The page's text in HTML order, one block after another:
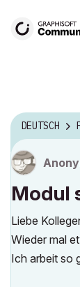
DEUTSCH
Modul
Liebe
Wieder mal
Ich arbeit so